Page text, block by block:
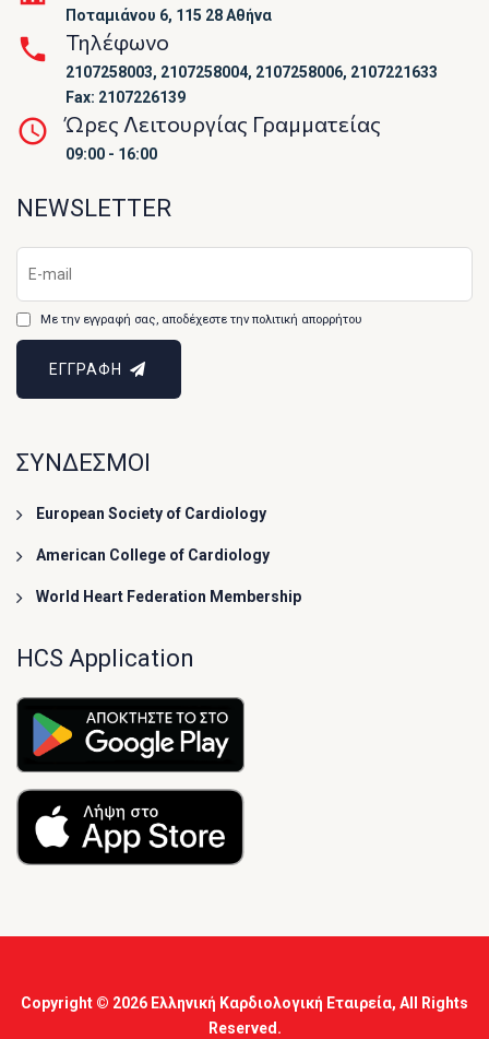
Ποταμιάνου 6, 115 28 Αθήνα
Τηλέφωνο
2107258003, 2107258004, 2107258006, 2107221633
Fax: 2107226139
Ώρες Λειτουργίας Γραμματείας
09:00 - 16:00
NEWSLETTER
Με την εγγραφή σας, αποδέχεστε την πολιτική απορρήτου
ΕΓΓΡΑΦΗ
ΣΥΝΔΕΣΜΟΙ
European Society of Cardiology
American College of Cardiology
World Heart Federation Membership
HCS Application
Copyright © 2026 Ελληνική Καρδιολογική Εταιρεία, All Rights
Reserved.